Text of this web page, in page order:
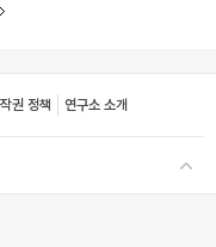
권 정책 연구소 소개